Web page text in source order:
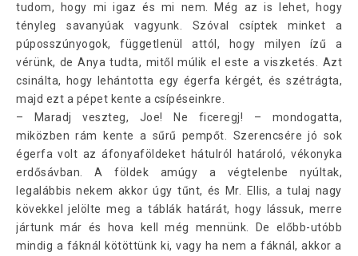
tudom, hogy mi igaz és mi nem. Még az is lehet, hogy
tényleg savanyúak vagyunk. Szóval csíptek minket a
púposszúnyogok, függetlenül attól, hogy milyen ízű a
vérünk, de Anya tudta, mitől múlik el este a viszketés. Azt
csinálta, hogy lehántotta egy égerfa kérgét, és szétrágta,
majd ezt a pépet kente a csípéseinkre.
– Maradj veszteg, Joe! Ne ficeregj! – mondogatta,
miközben rám kente a sűrű pempőt. Szerencsére jó sok
égerfa volt az áfonyaföldeket hátulról határoló, vékonyka
erdősávban. A földek amúgy a végtelenbe nyúltak,
legalábbis nekem akkor úgy tűnt, és Mr. Ellis, a tulaj nagy
kövekkel jelölte meg a táblák határát, hogy lássuk, merre
jártunk már és hova kell még mennünk. De előbb-utóbb
mindig a fáknál kötöttünk ki, vagy ha nem a fáknál, akkor a